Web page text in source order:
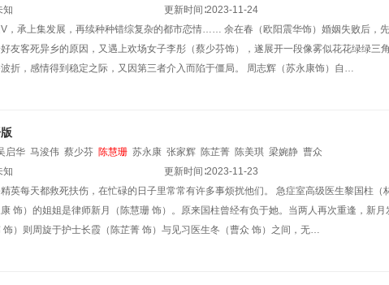
知 更新时间∶2023-11-24
，承上集发展，再续种种错综复杂的都市恋情…… 余在春（欧阳震华饰）婚姻失败后，
友客死异乡的原因，又遇上欢场女子李彤（蔡少芬饰），遂展开一段像雾似花花绿绿三
折，感情得到稳定之际，又因第三者介入而陷于僵局。 周志辉（苏永康饰）自…
启华 马浚伟 蔡少芬 陈慧珊 苏永康 张家辉 陈芷菁 陈美琪 梁婉静 曹众
知 更新时间∶2023-11-23
英每天都救死扶伤，在忙碌的日子里常常有许多事烦扰他们。 急症室高级医生黎国柱
饰）的姐姐是律师新月（陈慧珊 饰）。原来国柱曾经有负于她。当两人再次重逢，新
饰）则周旋于护士长霞（陈芷菁 饰）与见习医生冬（曹众 饰）之间，无…